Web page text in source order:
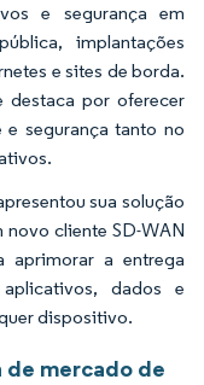
e segurança em
implantações
e sites de borda.
destaca por oferecer
segurança tanto no
sua solução
cliente SD-WAN
aprimorar a entrega
dados e
dispositivo.
mercado de